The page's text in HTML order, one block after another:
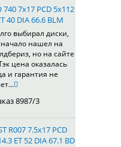
740 7x17 PCD 5x112
40 DIA 66.6 BLM
выбирал диски,
нашел на
но на сайте
цена оказалась
и гарантия не
8987/3
R007 7.5x17 PCD
ET 52 DIA 67.1 BD